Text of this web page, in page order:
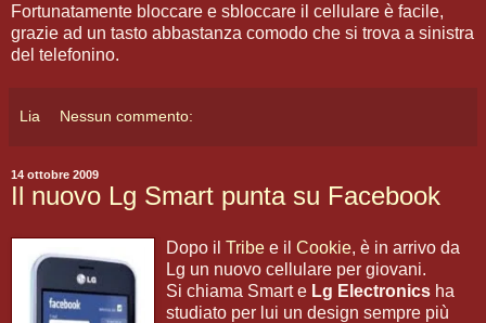
Fortunatamente bloccare e sbloccare il cellulare è facile,
grazie ad un tasto abbastanza comodo che si trova a sinistra
del telefonino.
Lia Nessun commento:
14 ottobre 2009
Il nuovo Lg Smart punta su Facebook
Dopo il Tribe e il Cookie, è in arrivo da
Lg un nuovo cellulare per giovani.
Si chiama Smart e Lg Electronics ha
studiato per lui un design sempre più